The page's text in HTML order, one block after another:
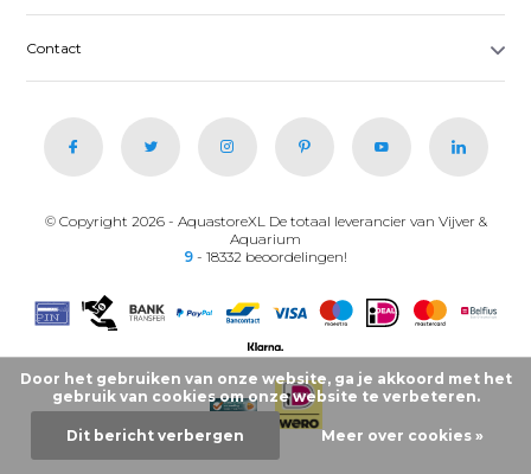
Contact
© Copyright 2026 - AquastoreXL De totaal leverancier van Vijver &
Aquarium
9 - 18332 beoordelingen!
Door het gebruiken van onze website, ga je akkoord met het
gebruik van cookies om onze website te verbeteren.
Dit bericht verbergen Meer over cookies »